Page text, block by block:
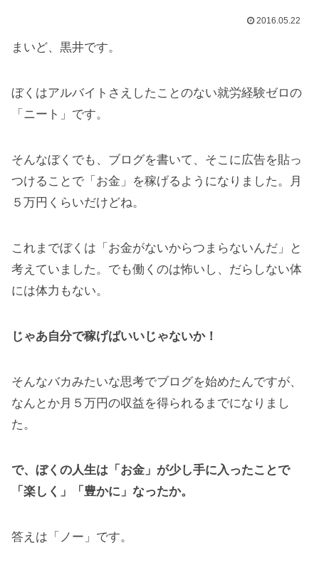
2016.05.22
まいど、黒井です。
ぼくはアルバイトさえしたことのない就労経験ゼロの
「ニート」です。
そんなぼくでも、ブログを書いて、そこに広告を貼っ
つけることで「お金」を稼げるようになりました。月
５万円くらいだけどね。
これまでぼくは「お金がないからつまらないんだ」と
考えていました。でも働くのは怖いし、だらしない体
には体力もない。
じゃあ自分で稼げばいいじゃないか！
そんなバカみたいな思考でブログを始めたんですが、
なんとか月５万円の収益を得られるまでになりまし
た。
で、ぼくの人生は「お金」が少し手に入ったことで
「楽しく」「豊かに」なったか。
答えは「ノー」です。